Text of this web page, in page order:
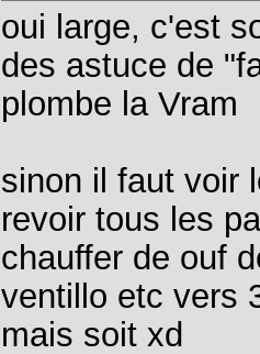
oui large, c'est
des astuce de
plombe la Vram
sinon il faut voir
revoir tous les
chauffer de ouf
ventillo etc vers
mais soit xd